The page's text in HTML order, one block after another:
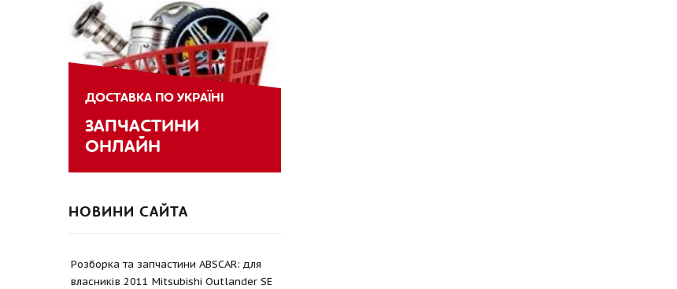
ДОСТАВКА ПО УКРАЇНІ
ЗАПЧАСТИНИ
ОНЛАЙН
НОВИНИ САЙТА
Розборка та запчастини ABSCAR: для
власників 2011 Mitsubishi Outlander SE